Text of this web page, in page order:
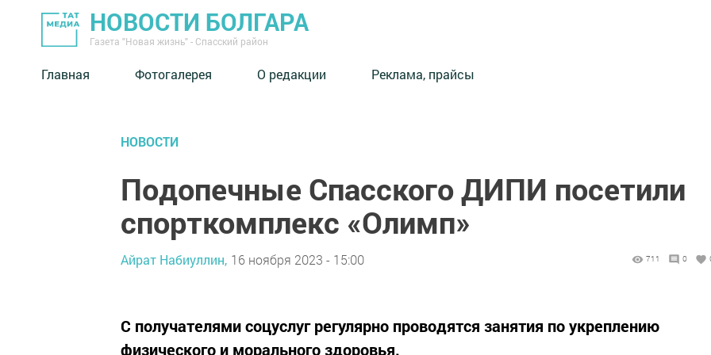
НОВОСТИ БОЛГАРА
Газета "Новая жизнь" - Спасский район
Главная Фотогалерея О редакции Реклама, прайсы
НОВОСТИ
Подопечные Спасского ДИПИ посетили
спорткомплекс «Олимп»
Айрат Набиуллин, 16 ноября 2023 - 15:00 711 0
С получателями соцуслуг регулярно проводятся занятия по укреплению
физического и морального здоровья.